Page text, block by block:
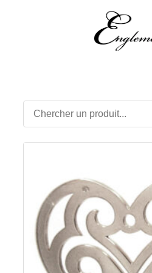
Boucles d’Oreilles
Boutons de manchette
Colliers
Médailles
Pendentifs
Adamas